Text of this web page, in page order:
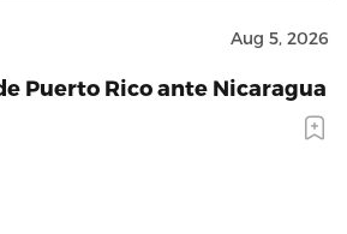
Aug 5, 2026
Puerto Rico ante Nicaragua